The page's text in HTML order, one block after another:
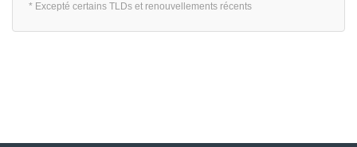
* Excepté certains TLDs et renouvellements récents